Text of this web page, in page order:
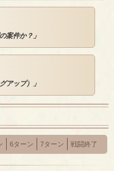
案件か？」
アップ）」
6ターン 7ターン 戦闘終了